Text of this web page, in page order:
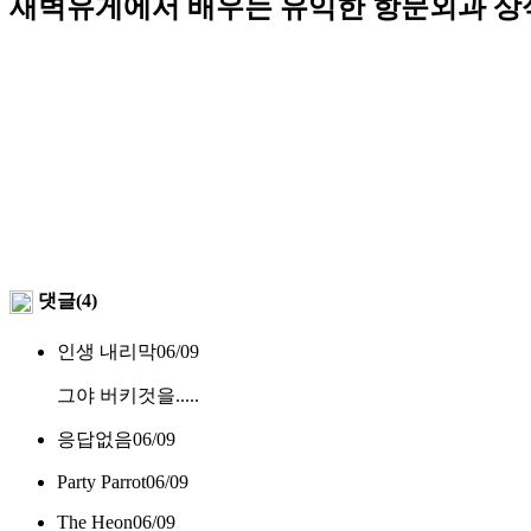
새벽유게에서 배우는 유익한 항문외과 상
댓글(4)
인생 내리막06/09
그야 버키것을.....
응답없음06/09
Party Parrot06/09
The Heon06/09